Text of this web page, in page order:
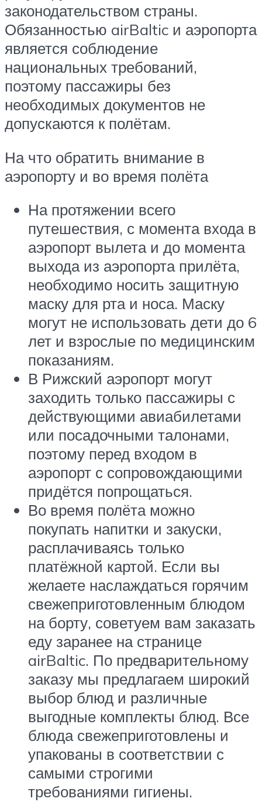
законодательством страны.
Обязанностью airBaltic и аэропорта
является соблюдение
национальных требований,
поэтому пассажиры без
необходимых документов не
допускаются к полётам.
На что обратить внимание в
аэропорту и во время полёта
На протяжении всего
путешествия, с момента входа в
аэропорт вылета и до момента
выхода из аэропорта прилёта,
необходимо носить защитную
маску для рта и носа. Маску
могут не использовать дети до 6
лет и взрослые по медицинским
показаниям.
В Рижский аэропорт могут
заходить только пассажиры с
действующими авиабилетами
или посадочными талонами,
поэтому перед входом в
аэропорт с сопровождающими
придётся попрощаться.
Во время полёта можно
покупать напитки и закуски,
расплачиваясь только
платёжной картой. Если вы
желаете наслаждаться горячим
свежеприготовленным блюдом
на борту, советуем вам заказать
еду заранее на странице
airBaltic. По предварительному
заказу мы предлагаем широкий
выбор блюд и различные
выгодные комплекты блюд. Все
блюда свежеприготовлены и
упакованы в соответствии с
самыми строгими
требованиями гигиены.